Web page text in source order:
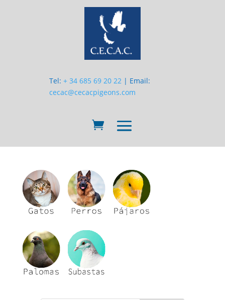
Tel: + 34 685 69 20 22 | Email:
cecac@cecacpigeons.com